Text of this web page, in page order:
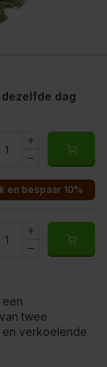
dag
en bespaar 10%
een
twee
verkoelende